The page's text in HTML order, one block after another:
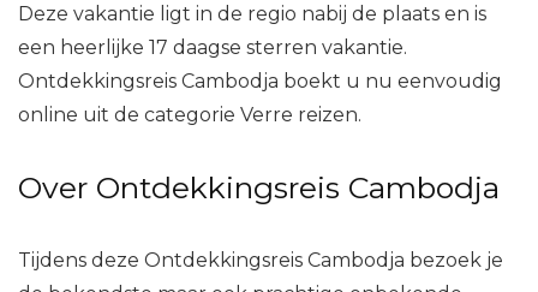
Deze vakantie ligt in de regio nabij de plaats en is
een heerlijke 17 daagse sterren vakantie.
Ontdekkingsreis Cambodja boekt u nu eenvoudig
online uit de categorie Verre reizen.
Over Ontdekkingsreis Cambodja
Tijdens deze Ontdekkingsreis Cambodja bezoek je